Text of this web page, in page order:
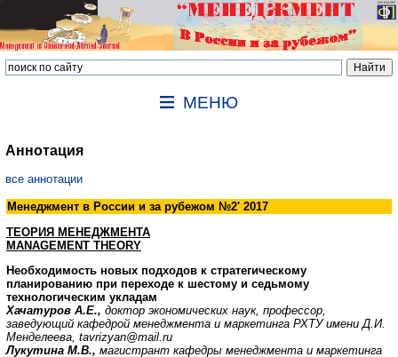
МЕНЮ
Аннотация
все аннотации
Менеджмент в России и за рубежом №2' 2017
ТЕОРИЯ МЕНЕДЖМЕНТА
MANAGEMENT THEORY
Необходимость новых подходов к стратегическому
планированию при переходе к шестому и седьмому
технологическим укладам
Хачатуров А.Е., доктор экономических наук, профессор,
заведующий кафедрой менеджмента и маркетинга РХТУ имени Д.И.
Менделеева, tavrizyan@mail.ru
Лукутина М.В., магистрант кафедры менеджмента и маркетинга